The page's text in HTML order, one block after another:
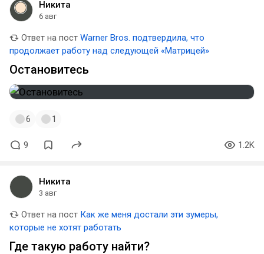
Никита
6 авг
Ответ на пост Warner Bros. подтвердила, что
продолжает работу над следующей «Матрицей»
Остановитесь
6 1
9 1.2K
Никита
3 авг
Ответ на пост Как же меня достали эти зумеры,
которые не хотят работать
Где такую работу найти?